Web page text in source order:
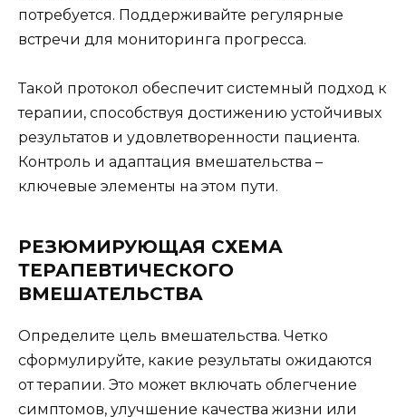
потребуется. Поддерживайте регулярные
встречи для мониторинга прогресса.
Такой протокол обеспечит системный подход к
терапии, способствуя достижению устойчивых
результатов и удовлетворенности пациента.
Контроль и адаптация вмешательства –
ключевые элементы на этом пути.
РЕЗЮМИРУЮЩАЯ СХЕМА
ТЕРАПЕВТИЧЕСКОГО
ВМЕШАТЕЛЬСТВА
Определите цель вмешательства. Четко
сформулируйте, какие результаты ожидаются
от терапии. Это может включать облегчение
симптомов, улучшение качества жизни или